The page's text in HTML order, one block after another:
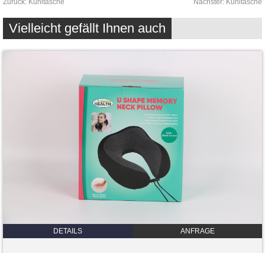
Zurück: Kühltasche Nächster: Kühltasche
Vielleicht gefällt Ihnen auch
DETAILS ANFRAGE